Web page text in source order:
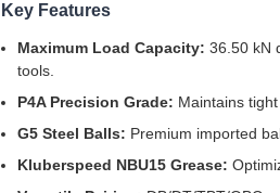
Key Features
Maximum Load Capacity: 36.50 kN
tools.
P4A Precision Grade: Maintains
G5 Steel Balls: Premium imported
Kluberspeed NBU15 Grease: